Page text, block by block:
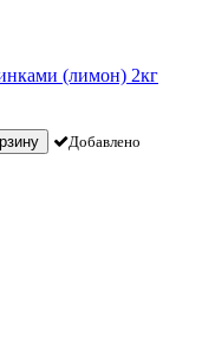
(лимон) 2кг
Добавлено